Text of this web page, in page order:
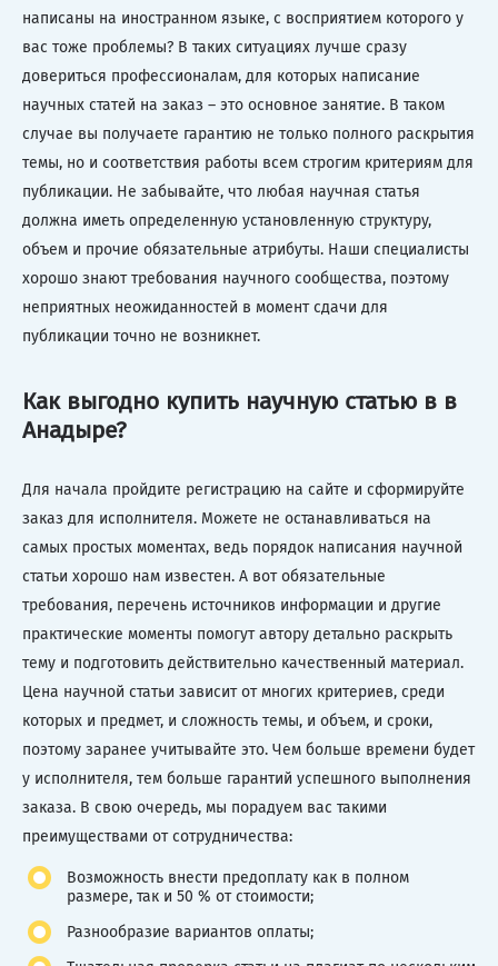
написаны на иностранном языке, с восприятием которого у
вас тоже проблемы? В таких ситуациях лучше сразу
довериться профессионалам, для которых написание
научных статей на заказ – это основное занятие. В таком
случае вы получаете гарантию не только полного раскрытия
темы, но и соответствия работы всем строгим критериям для
публикации. Не забывайте, что любая научная статья
должна иметь определенную установленную структуру,
объем и прочие обязательные атрибуты. Наши специалисты
хорошо знают требования научного сообщества, поэтому
неприятных неожиданностей в момент сдачи для
публикации точно не возникнет.
Как выгодно купить научную статью в в
Анадыре?
Для начала пройдите регистрацию на сайте и сформируйте
заказ для исполнителя. Можете не останавливаться на
самых простых моментах, ведь порядок написания научной
статьи хорошо нам известен. А вот обязательные
требования, перечень источников информации и другие
практические моменты помогут автору детально раскрыть
тему и подготовить действительно качественный материал.
Цена научной статьи зависит от многих критериев, среди
которых и предмет, и сложность темы, и объем, и сроки,
поэтому заранее учитывайте это. Чем больше времени будет
у исполнителя, тем больше гарантий успешного выполнения
заказа. В свою очередь, мы порадуем вас такими
преимуществами от сотрудничества:
Возможность внести предоплату как в полном
размере, так и 50 % от стоимости;
Разнообразие вариантов оплаты;